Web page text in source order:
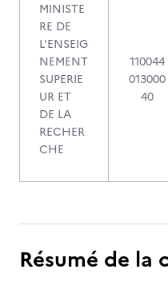
MINISTE
RE DE
L'ENSEIG
NEMENT
SUPERIE
UR ET
DE LA
RECHER
CHE
110044
013000
40
Résumé de